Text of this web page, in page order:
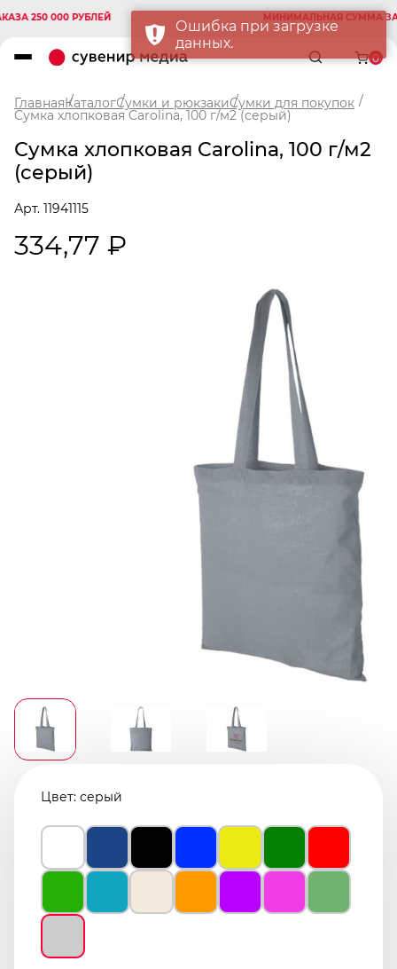
250 000 РУБЛЕЙ МИНИМАЛЬНАЯ СУММА
0
ГлавнаяКаталогСумки и рюкзакиСумки для покупок
Сумка хлопковая Carolina, 100 г/м2 (серый)
Сумка хлопковая Carolina, 100 г/м2
(серый)
Арт. 11941115
334,77 ₽
Цвет: серый
Ошибка при загрузке
данных.